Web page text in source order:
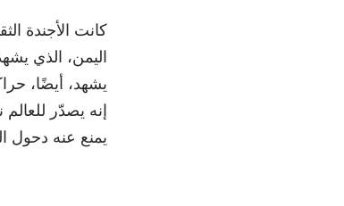
اليمن، الذي
يشهد، أيضًا،
إنه يصدّر
يمنع عنه دحول